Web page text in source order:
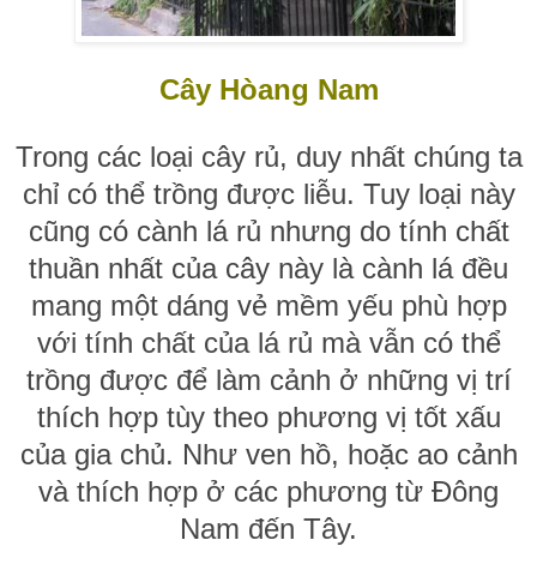
Cây Hòang Nam
Trong các loại cây rủ, duy nhất chúng ta
chỉ có thể trồng được liễu. Tuy loại này
cũng có cành lá rủ nhưng do tính chất
thuần nhất của cây này là cành lá đều
mang một dáng vẻ mềm yếu phù hợp
với tính chất của lá rủ mà vẫn có thể
trồng được để làm cảnh ở những vị trí
thích hợp tùy theo phương vị tốt xấu
của gia chủ. Như ven hồ, hoặc ao cảnh
và thích hợp ở các phương từ Đông
Nam đến Tây.